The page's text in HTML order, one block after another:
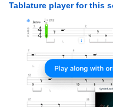
Tablature player for this